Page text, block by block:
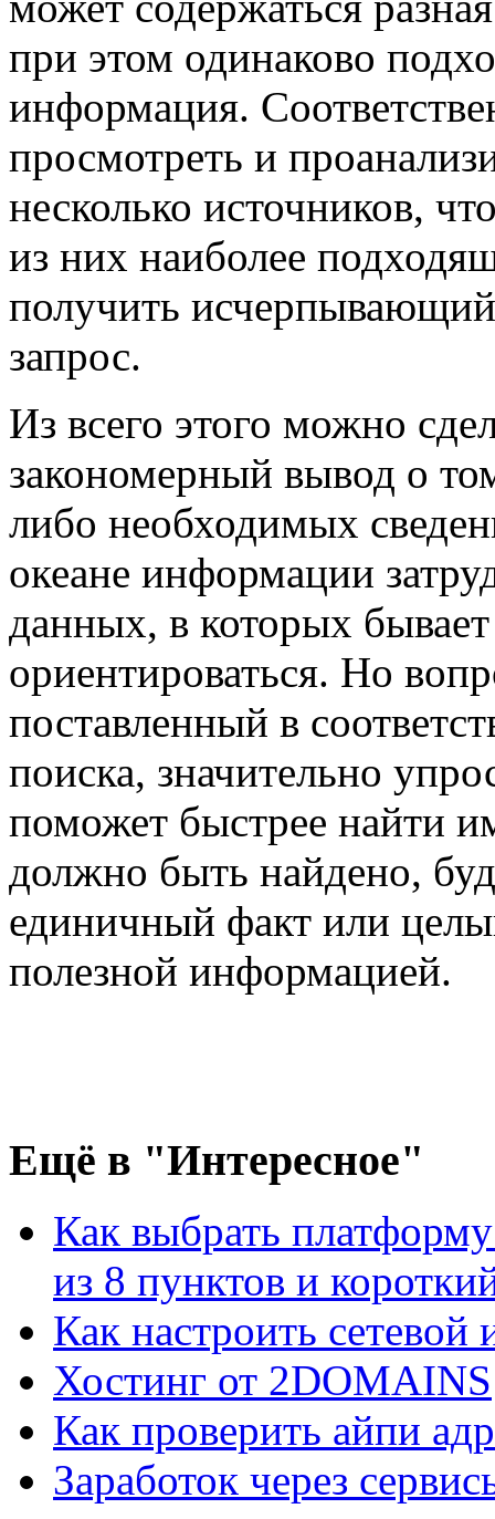
при этом одинаково
информация.
просмотреть и
несколько источников,
из них наиболее
получить исчерпывающий
запрос.
Из всего этого можно
закономерный вывод о
либо необходимых
океане информации
данных, в которых бывает
ориентироваться. Но
поставленный в
поиска, значительно
поможет быстрее найти
должно быть найдено,
единичный факт или
полезной информацией.
Ещё в "Интересное"
Как выбрать
из 8 пунктов и
Как настроить
Хостинг от 2DOMAINS
Как проверить айпи
Заработок через